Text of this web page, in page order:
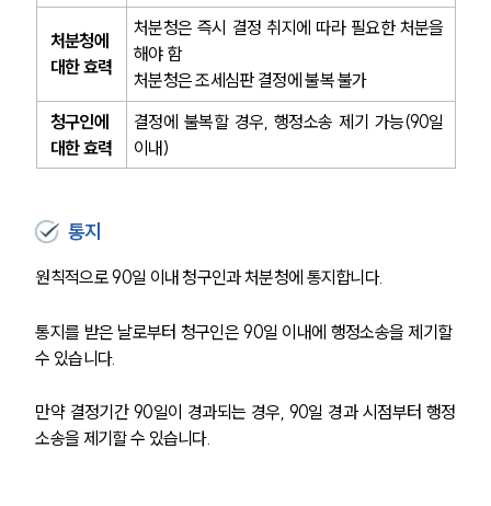
처분청에
대한 효력
처분청은 즉시 결정 취지에 따라 필요한 처분을
해야 함
처분청은 조세심판 결정에 불복 불가
청구인에
대한 효력
결정에 불복할 경우, 행정소송 제기 가능(90일
이내)
통지
원칙적으로 90일 이내 청구인과 처분청에 통지합니다.
통지를 받은 날로부터 청구인은 90일 이내에 행정소송을 제기할
수 있습니다.
만약 결정기간 90일이 경과되는 경우, 90일 경과 시점부터 행정
소송을 제기할 수 있습니다.